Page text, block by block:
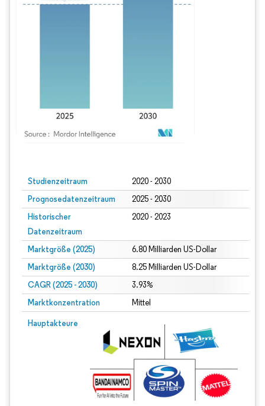
Studienzeitraum 2020 - 2030
Prognosedatenzeitraum 2025 - 2030
Historischer
Datenzeitraum
2020 - 2023
Marktgröße (2025) 6.80 Milliarden US-Dollar
Marktgröße (2030) 8.25 Milliarden US-Dollar
CAGR (2025 - 2030) 3.93%
Marktkonzentration Mittel
Hauptakteure